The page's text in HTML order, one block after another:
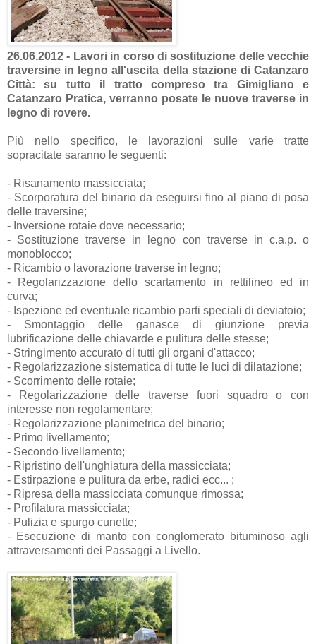
26.06.2012 - Lavori in corso di sostituzione delle vecchie
traversine in legno all'uscita della stazione di Catanzaro
Città: su tutto il tratto compreso tra Gimigliano e
Catanzaro Pratica, verranno posate le nuove traverse in
legno di rovere.
Più nello specifico, le lavorazioni sulle varie tratte
sopracitate saranno le seguenti:
- Risanamento massicciata;
- Scorporatura del binario da eseguirsi fino al piano di posa
delle traversine;
- Inversione rotaie dove necessario;
- Sostituzione traverse in legno con traverse in c.a.p. o
monoblocco;
- Ricambio o lavorazione traverse in legno;
- Regolarizzazione dello scartamento in rettilineo ed in
curva;
- Ispezione ed eventuale ricambio parti speciali di deviatoio;
- Smontaggio delle ganasce di giunzione previa
lubrificazione delle chiavarde e pulitura delle stesse;
- Stringimento accurato di tutti gli organi d'attacco;
- Regolarizzazione sistematica di tutte le luci di dilatazione;
- Scorrimento delle rotaie;
- Regolarizzazione delle traverse fuori squadro o con
interesse non regolamentare;
- Regolarizzazione planimetrica del binario;
- Primo livellamento;
- Secondo livellamento;
- Ripristino dell'unghiatura della massicciata;
- Estirpazione e pulitura da erbe, radici ecc... ;
- Ripresa della massicciata comunque rimossa;
- Profilatura massicciata;
- Pulizia e spurgo cunette;
- Esecuzione di manto con conglomerato bituminoso agli
attraversamenti dei Passaggi a Livello.